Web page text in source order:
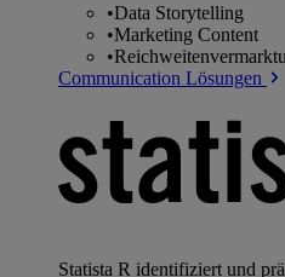
•Data Storytelling
•Marketing Content
•
Communication Lösungen
Statista R identifiziert und